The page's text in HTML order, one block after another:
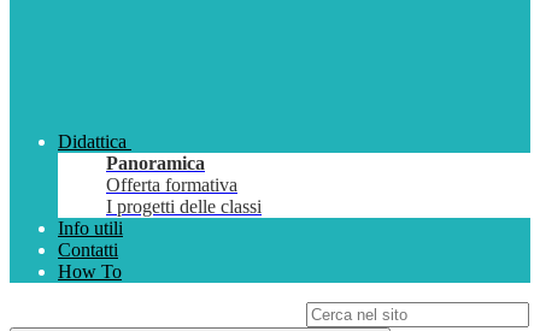
Didattica
Panoramica
Offerta formativa
I progetti delle classi
Info utili
Contatti
How To